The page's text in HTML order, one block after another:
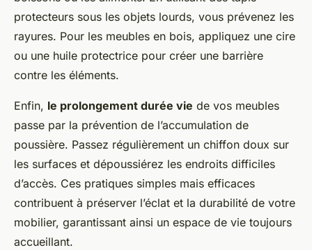
protecteurs sous les objets lourds, vous prévenez les
rayures. Pour les meubles en bois, appliquez une cire
ou une huile protectrice pour créer une barrière
contre les éléments.
Enfin, le prolongement durée vie de vos meubles
passe par la prévention de l’accumulation de
poussière. Passez régulièrement un chiffon doux sur
les surfaces et dépoussiérez les endroits difficiles
d’accès. Ces pratiques simples mais efficaces
contribuent à préserver l’éclat et la durabilité de votre
mobilier, garantissant ainsi un espace de vie toujours
accueillant.